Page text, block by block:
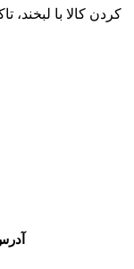
کردن کالا با لبخند،